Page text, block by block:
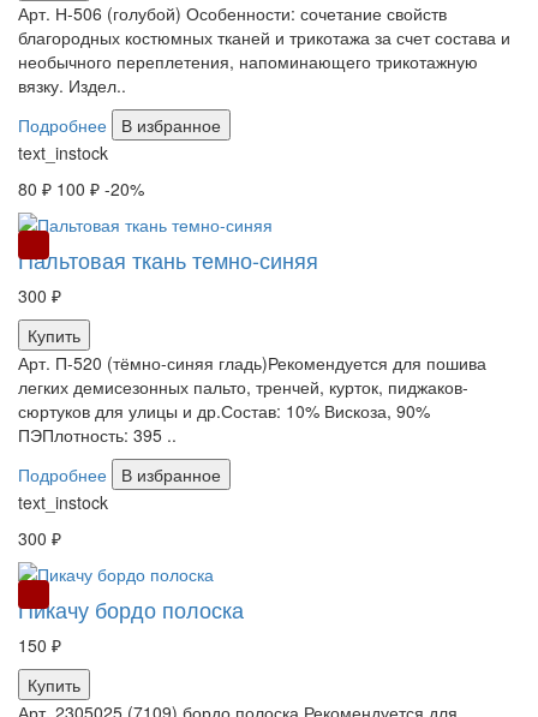
Арт. Н-506 (голубой) Особенности: сочетание свойств
благородных костюмных тканей и трикотажа за счет состава и
необычного переплетения, напоминающего трикотажную
вязку. Издел..
Подробнее
В избранное
text_instock
80 ₽ 100 ₽ -20%
Пальтовая ткань темно-синяя
300 ₽
Купить
Арт. П-520 (тёмно-синяя гладь)Рекомендуется для пошива
легких демисезонных пальто, тренчей, курток, пиджаков-
сюртуков для улицы и др.Состав: 10% Вискоза, 90%
ПЭПлотность: 395 ..
Подробнее
В избранное
text_instock
300 ₽
Пикачу бордо полоска
150 ₽
Купить